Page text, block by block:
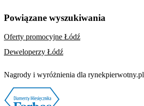
Powiązane wyszukiwania
Oferty promocyjne Łódź
Deweloperzy Łódź
Nagrody i wyróżnienia dla rynekpierwotny.pl